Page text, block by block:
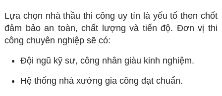
Lựa chọn nhà thầu thi công uy tín là yếu tố then chốt
đảm bảo an toàn, chất lượng và tiến độ. Đơn vị thi
công chuyên nghiệp sẽ có:
Đội ngũ kỹ sư, công nhân giàu kinh nghiệm.
Hệ thống nhà xưởng gia công đạt chuẩn.